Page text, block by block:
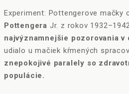
Experiment: Pottengerove mačky
Pottengera Jr. z rokov
najvýznamnejšie pozorovania v
udialo u mačiek kŕmených
znepokojivé paralely so
populácie.